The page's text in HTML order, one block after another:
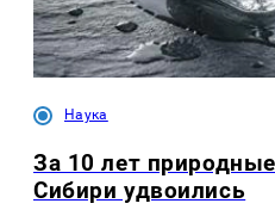
Наука
За 10 лет
Сибири удвоились